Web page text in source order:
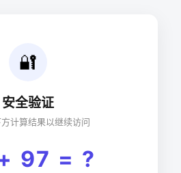
🔐
安全验证
计算结果以继续访问
97 = ?